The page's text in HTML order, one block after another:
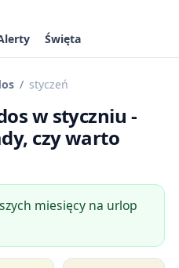
Święta
styczeń
w styczniu -
czy warto
miesięcy na urlop